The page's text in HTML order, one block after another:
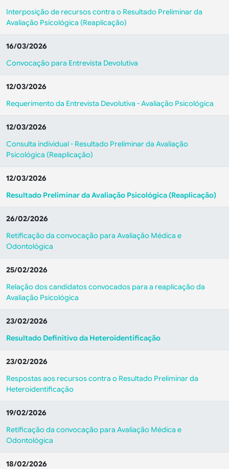
Interposição de recursos contra o Resultado Preliminar da
Avaliação Psicológica (Reaplicação)
16/03/2026
Convocação para Entrevista Devolutiva
12/03/2026
Requerimento da Entrevista Devolutiva - Avaliação Psicológica
12/03/2026
Consulta individual - Resultado Preliminar da Avaliação
Psicológica (Reaplicação)
12/03/2026
Resultado Preliminar da Avaliação Psicológica (Reaplicação)
26/02/2026
Retificação da convocação para Avaliação Médica e
Odontológica
25/02/2026
Relação dos candidatos convocados para a reaplicação da
Avaliação Psicológica
23/02/2026
Resultado Definitivo da Heteroidentificação
23/02/2026
Respostas aos recursos contra o Resultado Preliminar da
Heteroidentificação
19/02/2026
Retificação da convocação para Avaliação Médica e
Odontológica
18/02/2026